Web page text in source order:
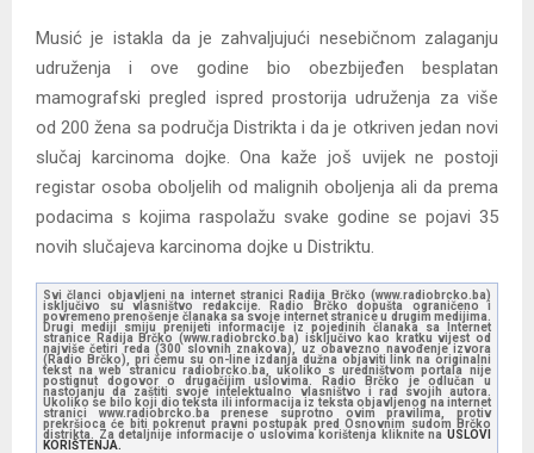
Musić je istakla da je zahvaljujući nesebičnom zalaganju
udruženja i ove godine bio obezbijeđen besplatan
mamografski pregled ispred prostorija udruženja za više
od 200 žena sa područja Distrikta i da je otkriven jedan novi
slučaj karcinoma dojke. Ona kaže još uvijek ne postoji
registar osoba oboljelih od malignih oboljenja ali da prema
podacima s kojima raspolažu svake godine se pojavi 35
novih slučajeva karcinoma dojke u Distriktu.
Svi članci objavljeni na internet stranici Radija Brčko (www.radiobrcko.ba)
isključivo su vlasništvo redakcije. Radio Brčko dopušta ograničeno i
povremeno prenošenje članaka sa svoje internet stranice u drugim medijima.
Drugi mediji smiju prenijeti informacije iz pojedinih članaka sa Internet
stranice Radija Brčko (www.radiobrcko.ba) isključivo kao kratku vijest od
najviše četiri reda (300 slovnih znakova), uz obavezno navođenje izvora
(Radio Brčko), pri čemu su on-line izdanja dužna objaviti link na originalni
tekst na web stranicu radiobrcko.ba, ukoliko s uredništvom portala nije
postignut dogovor o drugačijim uslovima. Radio Brčko je odlučan u
nastojanju da zaštiti svoje intelektualno vlasništvo i rad svojih autora.
Ukoliko se bilo koji dio teksta ili informacija iz teksta objavljenog na internet
stranici www.radiobrcko.ba prenese suprotno ovim pravilima, protiv
prekršioca će biti pokrenut pravni postupak pred Osnovnim sudom Brčko
distrikta. Za detaljnije informacije o uslovima korištenja kliknite na USLOVI
KORIŠTENJA.